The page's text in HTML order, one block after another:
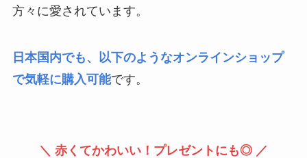
方々に愛されています。
日本国内でも、以下のようなオンラインショップ
で気軽に購入可能です。
＼ 赤くてかわいい！プレゼントにも◎ ／